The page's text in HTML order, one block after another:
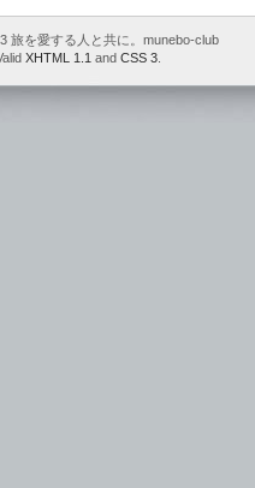
旅を愛する人と共に。munebo-club
XHTML 1.1 and CSS 3